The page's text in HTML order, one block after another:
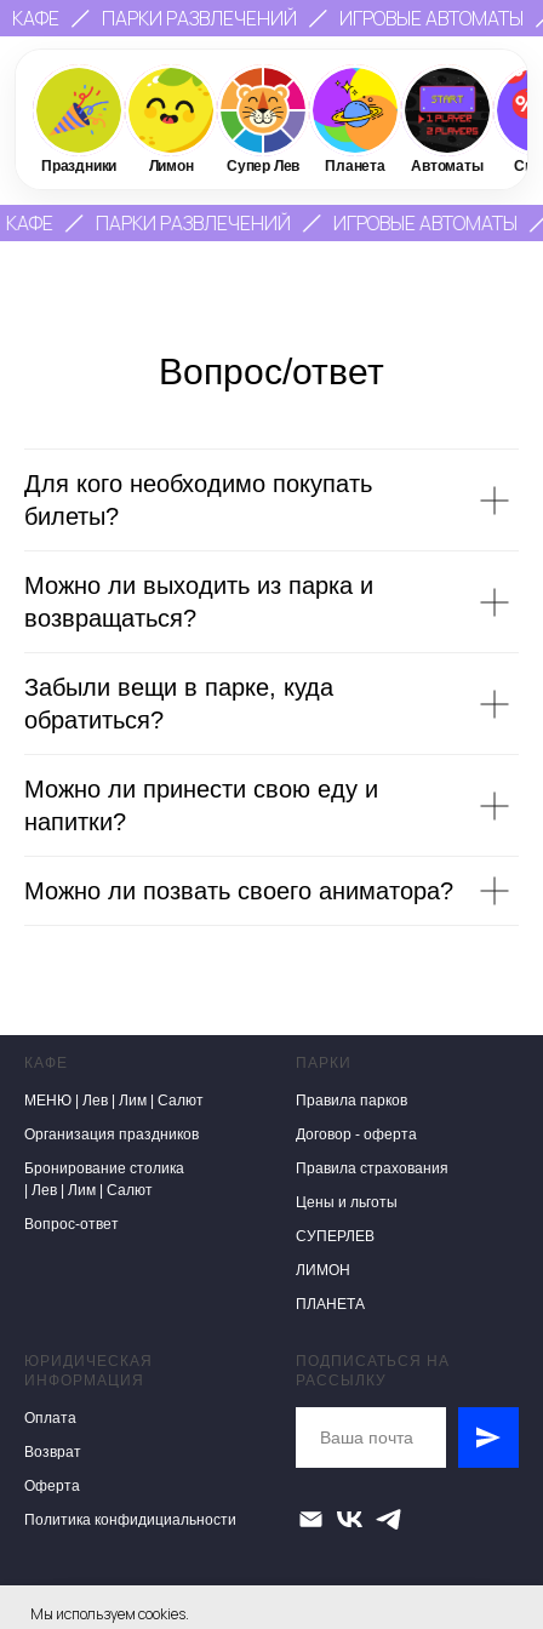
КАФЕ ПАРКИ РАЗВЛЕЧЕНИЙ ИГРОВЫЕ АВТОМАТЫ
Праздники Лимон Супер Лев Планета Автоматы
КАФЕ ПАРКИ РАЗВЛЕЧЕНИЙ ИГРОВЫЕ АВТОМАТЫ
Мы используем cookies.
Вопрос/ответ
Для кого необходимо покупать
билеты?
Можно ли выходить из парка и
возвращаться?
Забыли вещи в парке, куда
обратиться?
Можно ли принести свою еду и
напитки?
Можно ли позвать своего аниматора?
КАФЕ
МЕНЮ | Лев Лим
Салют
Организация праздников
Бронирование столика
Лев Лим
Салют
Вопрос-ответ
ПАРКИ
Правила парков
Договор - оферта
Правила страхования
Цены и льготы
СУПЕРЛЕВ
ЛИМОН
ПЛАНЕТА
ЮРИДИЧЕСКАЯ
ИНФОРМАЦИЯ
Оплата
Возврат
Оферта
Политика конфидициальности
ПОДПИСАТЬСЯ НА
РАССЫЛКУ